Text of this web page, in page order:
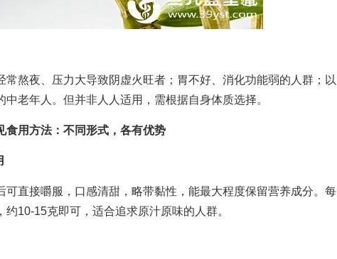
熬夜、压力大导致阴虚火旺者；胃不好、消化功能弱的人群；以
中老年人。但并非人人适用，需根据自身体质选择。
食用方法：不同形式，各有优势
直接嚼服，口感清甜，略带黏性，能最大程度保留营养成分。每
约10-15克即可，适合追求原汁原味的人群。